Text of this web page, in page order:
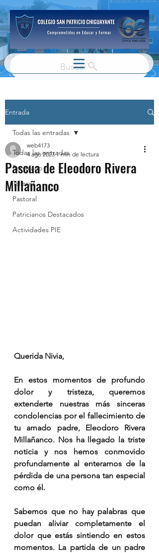
Buscar
Entrada
Todas las entradas
Parvulario
Talleres
Pastoral
Patricianos Destacados
Actividades PIE
Todas las entradas
Pascua de Eleodoro Rivera
Millañanco
web4173
4 ago 2023 1 min de lectura
Querida Nivia,
En estos momentos de profundo
dolor y tristeza, queremos
extenderte nuestras más sinceras
condolencias por el fallecimiento de
tu amado padre, Eleodoro Rivera
Millañanco. Nos ha llegado la triste
noticia y nos hemos conmovido
profundamente al enterarnos de la
pérdida de una persona tan especial
como él.
Sabemos que no hay palabras que
puedan aliviar completamente el
dolor que estás sintiendo en estos
momentos. La partida de un padre